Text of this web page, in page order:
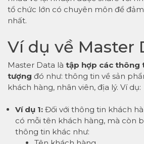
tổ chức lớn có chuyên môn để
nhất.
Ví dụ về Master
Master Data là tập hợp các thông
tượng đó như: thông tin về sản
khách hàng, nhân viên, địa lý. Ví dụ:
Ví dụ 1: Đối với thông tin khách
có mỗi tên khách hàng, mà còn
thông tin khác như: